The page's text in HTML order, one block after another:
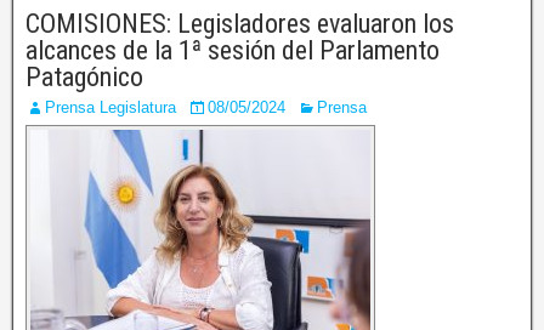
COMISIONES: Legisladores evaluaron los
alcances de la 1ª sesión del Parlamento
Patagónico
Prensa Legislatura 08/05/2024 Prensa